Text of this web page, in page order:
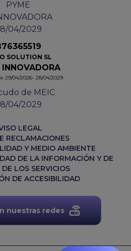
SOLUTION SL
INNOVADORA
29/04/2026- 28/04/2029
LEGAL
RECLAMACIONES
Y MEDIO AMBIENTE
DE LA INFORMACIÓN Y DE
LOS SERVICIOS
DE ACCESIBILIDAD
nuestras redes